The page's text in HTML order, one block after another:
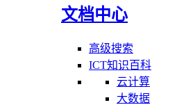
文档中心
高级搜索
ICT知识百科
云计算
大数据